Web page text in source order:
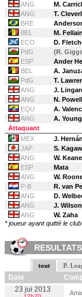
ANG
M.
ANG
T.
BRE
BEL
M.
ECO
D.
PdG
(R.
ESP
Ander
BEL
A.
PdG
T.
ANG
J.
ANG
N. Powell
EQU
A.
ANG
A. Young
Attaquant
MEX
J.
JAP
S.
ANG
W. Keane
ESP
Mata
ANG
W.
P-B
R. van
ANG
D.
ANG
J. Wilson
ANG
W. Zaha
* joueur ayant quitté le
tout P.
Date
23 jui 2013